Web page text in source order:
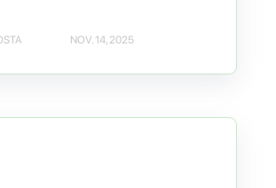
NOV. 14, 2025